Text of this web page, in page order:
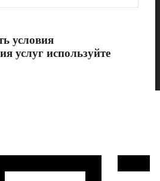
условия
услуг используйте